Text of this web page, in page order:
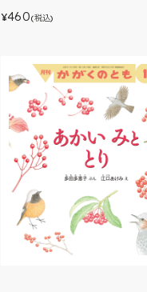
¥460(税込)